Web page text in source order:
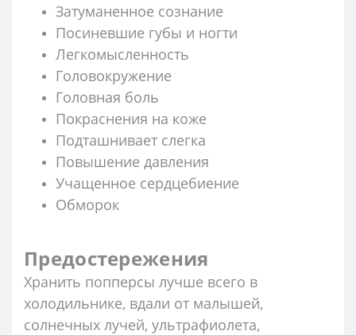
Затуманенное сознание
Посиневшие губы и ногти
Легкомысленность
Головокружение
Головная боль
Покраснения на коже
Подташнивает слегка
Повышение давления
Учащенное сердцебиение
Обморок
Предостережения
Хранить попперсы лучше всего в
холодильнике, вдали от малышей,
солнечных лучей, ультрафиолета,